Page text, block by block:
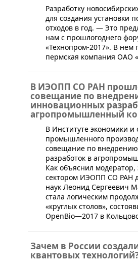
​Разработку
для создания установки
отходов в год. — Это
нам с прошлогоднего
«Технопром-2017». В нем
пермская компания ОАО
В ИЭОПП СО РАН
совещание по
инновационных
агропромышленный
​В Институте экономики и
промышленного
совещание по
разработок в
Как объяснил
сектором ИЭОПП СО РАН
наук Леонид Сергеевич
стала логическим
«круглых столов»,
OpenBio—2017 в
Зачем в России
квантовых